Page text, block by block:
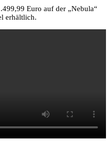
Euro auf der „Nebula“
erhältlich.